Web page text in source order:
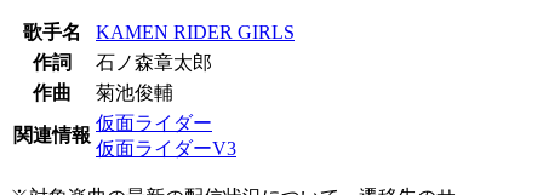
歌手名
KAMEN RIDER GIRLS
作詞
石ノ森章太郎
作曲
菊池俊輔
関連情報
仮面ライダー
仮面ライダーV3